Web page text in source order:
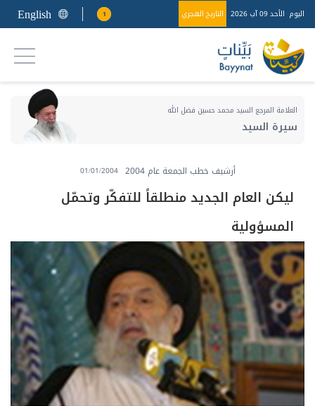
اليوم الأحد 09 آب 2026 التاريخ الهجري 1
English
العلامة المرجع السيد محمد حسين فضل الله
سيرة السيد
أرشيف خطب الجمعة عام 2004 01/01/2004
ليكن العام الجديد منطلقاً للتفكّر وتحمّل
المسؤولية